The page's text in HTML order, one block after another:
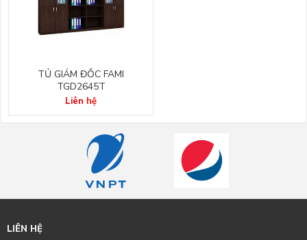
TỦ GIÁM ĐỐC FAMI
TGD2645T
Liên hệ
LIÊN HỆ